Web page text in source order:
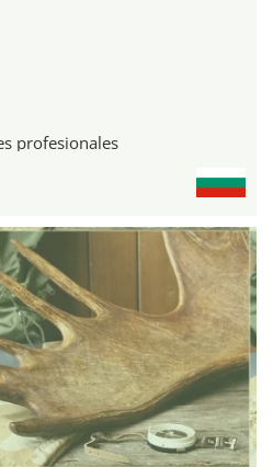
profesionales